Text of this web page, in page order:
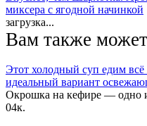
миксера с ягодной начинкой
загрузка...
Вам также
Этот холодный суп едим
идеальный вариант
Окрошка на кефире — одно
04к.